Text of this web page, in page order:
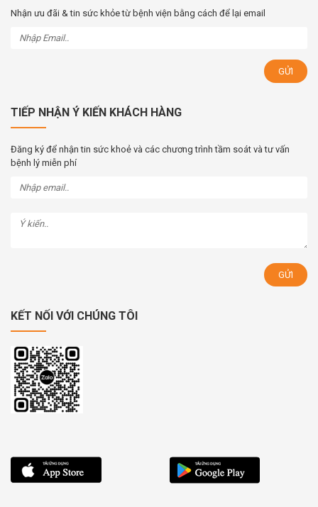
Nhận ưu đãi & tin sức khỏe từ bệnh viện bằng cách để lại email
TIẾP NHẬN Ý KIẾN KHÁCH HÀNG
Đăng ký để nhận tin sức khoẻ và các chương trình tầm soát và tư vấn
bệnh lý miễn phí
KẾT NỐI VỚI CHÚNG TÔI